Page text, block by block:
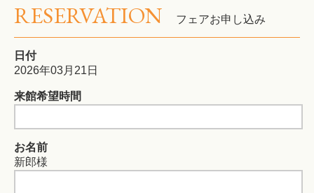
RESERVATION フェアお申し込み
日付
2026年03月21日
来館希望時間
お名前
新郎様